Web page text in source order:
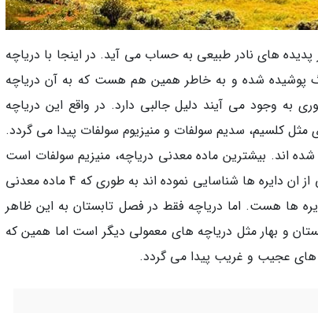
های نادر طبیعی به حساب می آید. در اینجا با دریاچه
پوشیده شده و به خاطر همین هم هست که به آن دریاچه
به وجود می آیند دلیل جالبی دارد. در واقع این دریاچه
کلسیم، سدیم سولفات و منیزیوم سولفات پیدا می گردد.
اند. بیشترین ماده معدنی دریاچه، منیزیم سولفات است
هر چند که دانشمندان وجود 8 ماده معدنی دیگر را هم در برخی از ان دایره ها شناسایی نموده اند به طوری که 4 ماده معدنی
ها هست. اما دریاچه فقط در فصل تابستان به این ظاهر
و بهار مثل دریاچه های معمولی دیگر است اما همین که
های عجیب و غریب پیدا می گردد.